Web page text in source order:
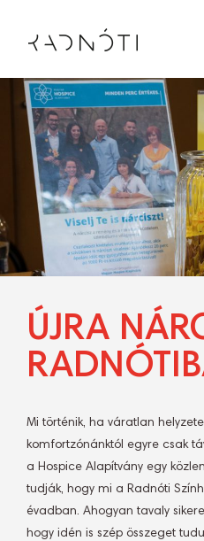
ÚJRA
Mi történik, ha váratlan
komfortzónánktól egyre csak
a Hospice Alapítvány egy
tudják, hogy mi a Radnóti
évadban. Ahogyan tavaly
hogy idén is szép összeget